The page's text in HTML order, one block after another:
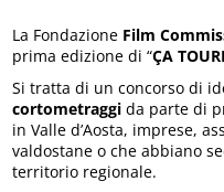
La Fondazione Film
prima edizione di “ÇA
Si tratta di un concorso di
cortometraggi da parte di
in Valle d’Aosta, imprese,
valdostane o che abbiano
territorio regionale.